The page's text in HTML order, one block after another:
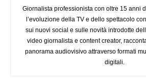
Giornalista professionista con oltre 15 anni
l’evoluzione della TV e dello spettacolo
sui nuovi social e sulle novità introdotte
video giornalista e content creator,
panorama audiovisivo attraverso formati
digitali.